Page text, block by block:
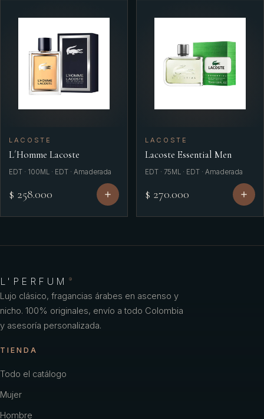
LACOSTE
L´Homme Lacoste
EDT · 100ML · EDT · Amaderada
$ 258.000
LACOSTE
Lacoste Essential Men
EDT · 75ML · EDT · Amaderada
$ 270.000
L'PERFUM ®
Lujo clásico, fragancias árabes en ascenso y
nicho. 100% originales, envío a todo Colombia
y asesoría personalizada.
TIENDA
Todo el catálogo
Mujer
Hombre